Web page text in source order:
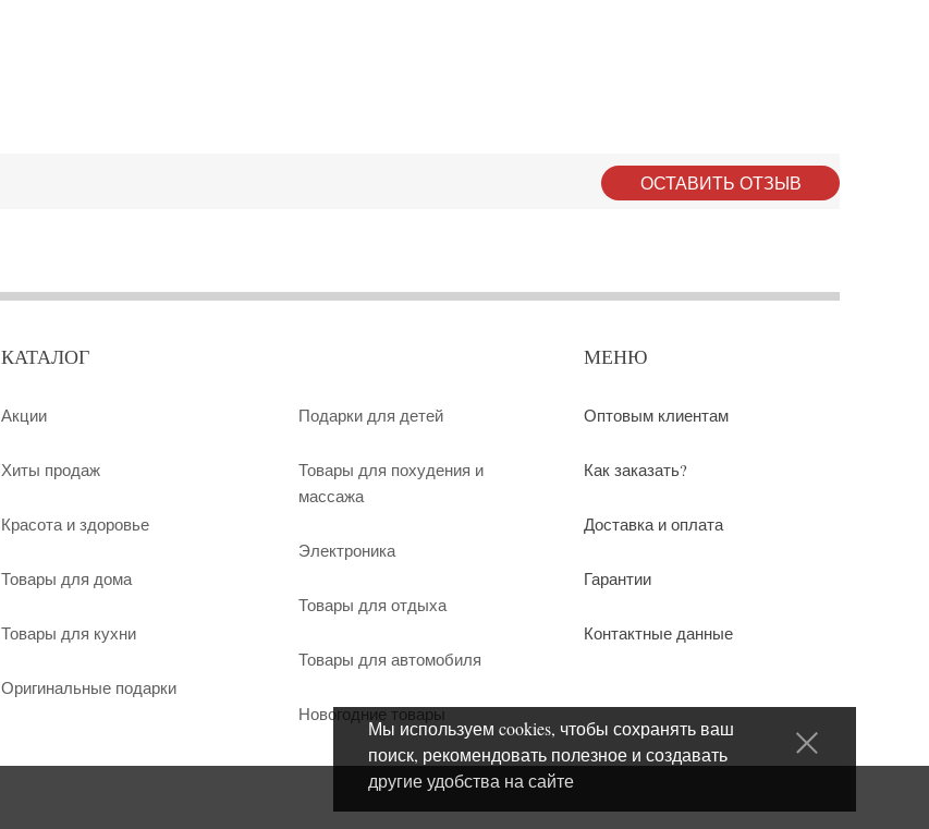
ОСТАВИТЬ ОТЗЫВ
КАТАЛОГ
Акции
Хиты продаж
Красота и здоровье
Товары для дома
Товары для кухни
Оригинальные подарки
Подарки для детей
Товары для похудения и
массажа
Электроника
Товары для отдыха
Товары для автомобиля
Новогодние товары
МЕНЮ
Оптовым клиентам
Как заказать?
Доставка и оплата
Гарантии
Контактные данные
Мы используем cookies, чтобы сохранять ваш
поиск, рекомендовать полезное и создавать
другие удобства на сайте